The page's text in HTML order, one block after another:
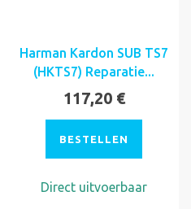
Harman Kardon SUB TS7
(HKTS7) Reparatie...
117,20 €
BESTELLEN
Direct uitvoerbaar